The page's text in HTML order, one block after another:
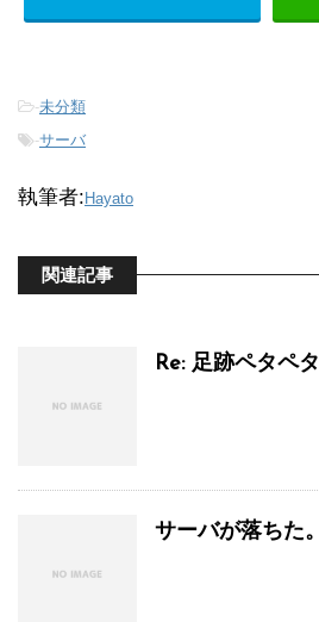
-未分類
-サーバ
執筆者: Hayato
関連記事
Re: 足跡ペタペタ
サーバが落ちた。